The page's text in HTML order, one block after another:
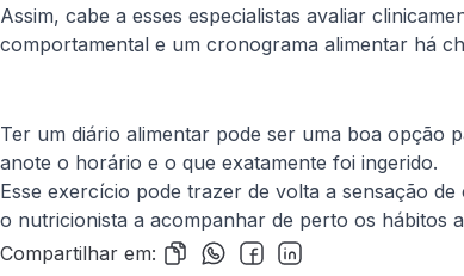
Assim, cabe a esses especialistas avaliar
comportamental e um cronograma alimentar há
Ter um diário alimentar pode ser uma boa opção
anote o horário e o que exatamente foi ingerido.
Esse exercício pode trazer de volta a sensação
o nutricionista a acompanhar de perto os hábitos
Compartilhar em: